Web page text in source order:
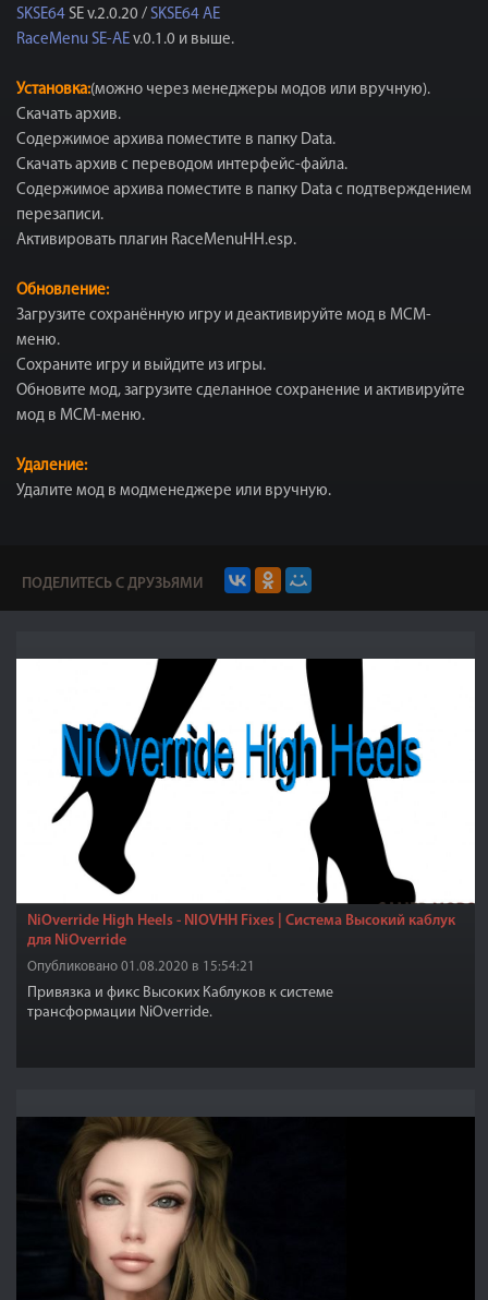
SKSE64 SE v.2.0.20 / SKSE64 AE
RaceMenu SE-AE v.0.1.0 и выше.
Установка:(можно через менеджеры модов или вручную).
Скачать архив.
Содержимое архива поместите в папку Data.
Скачать архив с переводом интерфейс-файла.
Содержимое архива поместите в папку Data с подтверждением
перезаписи.
Активировать плагин RaceMenuHH.esp.
Обновление:
Загрузите сохранённую игру и деактивируйте мод в МСМ-
меню.
Сохраните игру и выйдите из игры.
Обновите мод, загрузите сделанное сохранение и активируйте
мод в МСМ-меню.
Удаление:
Удалите мод в модменеджере или вручную.
ПОДЕЛИТЕСЬ С ДРУЗЬЯМИ
NiOverride High Heels - NIOVHH Fixes | Система Высокий каблук
для NiOverride
Опубликовано 01.08.2020 в 15:54:21
Привязка и фикс Высоких Каблуков к системе
трансформации NiOverride.